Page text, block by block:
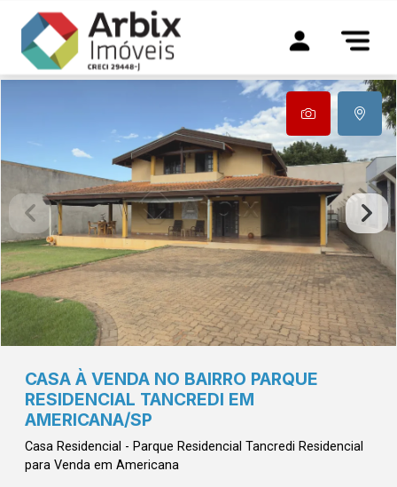
CASA À VENDA NO BAIRRO PARQUE
RESIDENCIAL TANCREDI EM
AMERICANA/SP
Casa Residencial - Parque Residencial Tancredi Residencial
para Venda em Americana